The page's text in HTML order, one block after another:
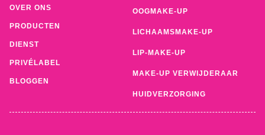
OVER ONS
PRODUCTEN
DIENST
PRIVÉLABEL
BLOGGEN
OOGMAKE-UP
LICHAAMSMAKE-UP
LIP-MAKE-UP
MAKE-UP VERWIJDERAAR
HUIDVERZORGING